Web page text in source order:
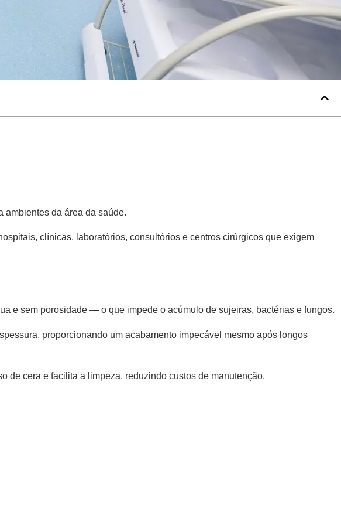
ambientes da área da saúde.
clínicas, laboratórios, consultórios e centros cirúrgicos que exigem
e sem porosidade — o que impede o acúmulo de sujeiras, bactérias e fungos.
proporcionando um acabamento impecável mesmo após longos
de cera e facilita a limpeza, reduzindo custos de manutenção.